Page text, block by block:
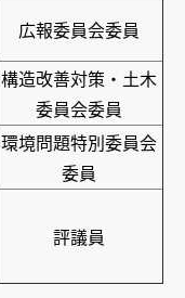
広報委員会委員
構造改善対策・土木
委員会委員
環境問題特別委員会
委員
評議員